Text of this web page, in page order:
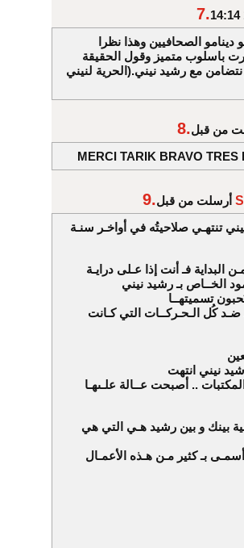
7.
الصحافيين وهذا نظرا
باسلوب متميز وقول الحقيقة
مع رشيد نيني.(الحرية لنيني
8.
MERCI TARIK BRAVO
9.
تنتهـي صلاحيتُه في أواخـر سنـة
البداية فـ أنت إذا عـلى درايـة
كُل الـحـركــات التي كـانت
.. أصبحت عــالة علـىهـا
بينك و بين رشيد هـي التي هي
بـ كثير مـن هـذه الأعمـال